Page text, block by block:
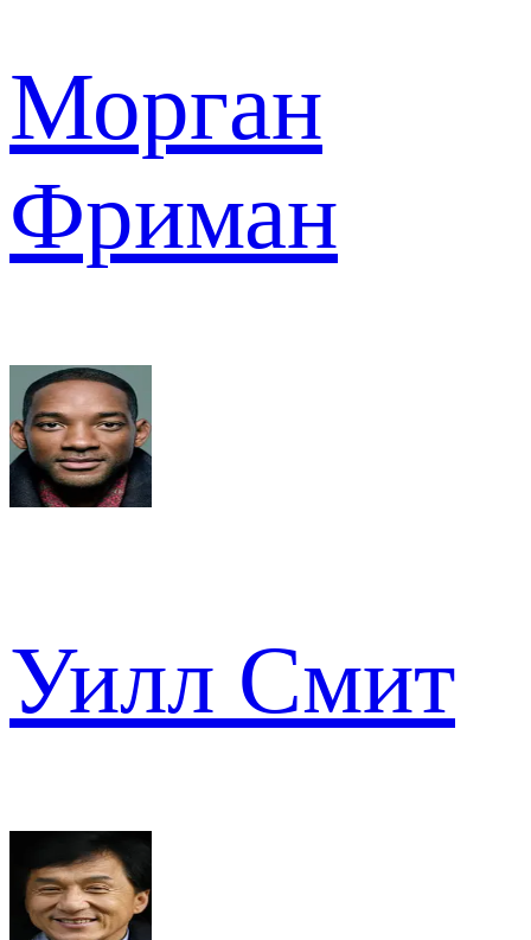
Морган
Фриман
Уилл Смит